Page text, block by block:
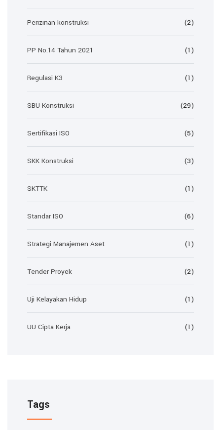
Perizinan konstruksi (2)
PP No.14 Tahun 2021 (1)
Regulasi K3 (1)
SBU Konstruksi (29)
Sertifikasi ISO (5)
SKK Konstruksi (3)
SKTTK (1)
Standar ISO (6)
Strategi Manajemen Aset (1)
Tender Proyek (2)
Uji Kelayakan Hidup (1)
UU Cipta Kerja (1)
Tags